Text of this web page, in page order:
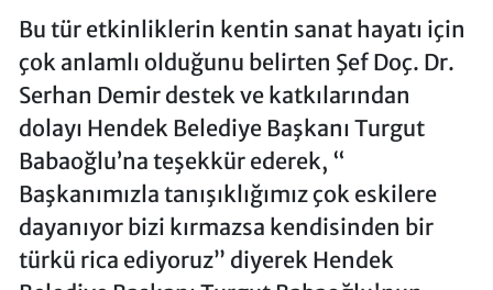
Bu tür etkinliklerin kentin sanat hayatı için
çok anlamlı olduğunu belirten Şef Doç. Dr.
Serhan Demir destek ve katkılarından
dolayı Hendek Belediye Başkanı Turgut
Babaoğlu’na teşekkür ederek, “
Başkanımızla tanışıklığımız çok eskilere
dayanıyor bizi kırmazsa kendisinden bir
türkü rica ediyoruz” diyerek Hendek